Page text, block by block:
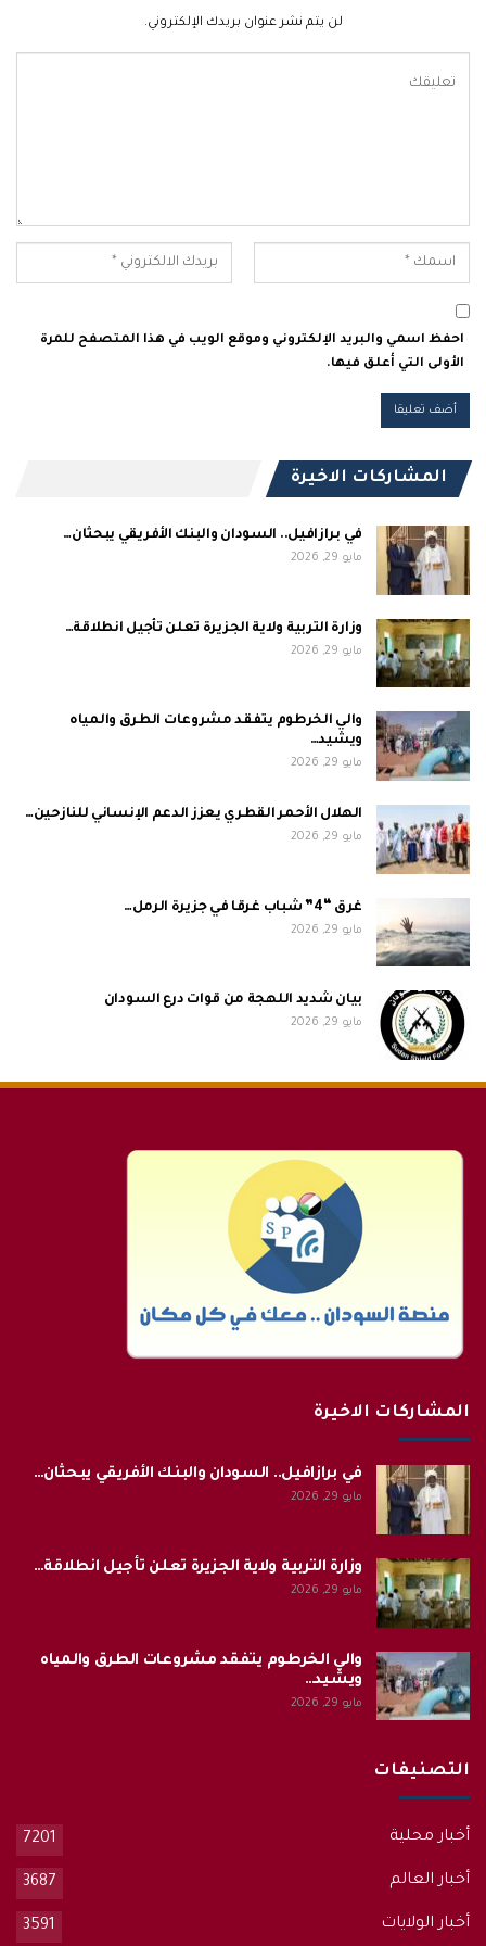
لن يتم نشر عنوان بريدك الإلكتروني.
احفظ اسمي والبريد الإلكتروني وموقع الويب في هذا المتصفح للمرة
الأولى التي أعلق فيها.
المشاركات الاخيرة
في برازافيل.. السودان والبنك الأفريقي يبحثان…
مايو 29, 2026
وزارة التربية ولاية الجزيرة تعلن تأجيل انطلاقة…
مايو 29, 2026
والي الخرطوم يتفقد مشروعات الطرق والمياه
ويشيد…
مايو 29, 2026
الهلال الأحمر القطري يعزز الدعم الإنساني للنازحين…
مايو 29, 2026
غرق “4” شباب غرقا في جزيرة الرمل…
مايو 29, 2026
بيان شديد اللهجة من قوات درع السودان
مايو 29, 2026
المشاركات الاخيرة
في برازافيل.. السودان والبنك الأفريقي يبحثان…
مايو 29, 2026
وزارة التربية ولاية الجزيرة تعلن تأجيل انطلاقة…
مايو 29, 2026
والي الخرطوم يتفقد مشروعات الطرق والمياه
ويشيد…
مايو 29, 2026
التصنيفات
أخبار محلية 7201
أخبار العالم 3687
أخبار الولايات 3591